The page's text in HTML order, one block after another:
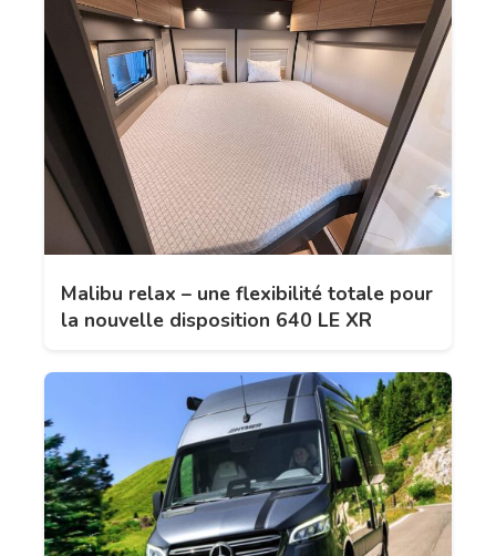
Malibu relax – une flexibilité totale pour
la nouvelle disposition 640 LE XR